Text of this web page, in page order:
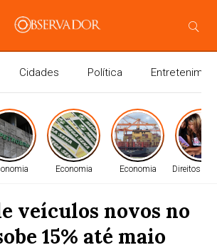
Cidades Política
Economia Economia Direitos
veículos novos no
15% até maio